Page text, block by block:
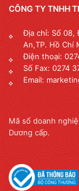
CÔNG TY TNHH
Địa chỉ: Số 08,
An,TP. Hồ Chí
Điện thoại:
Số Fax: 0274
Email:
Mã số doanh
Dương cấp.